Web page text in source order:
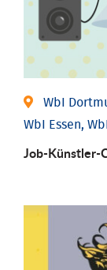
WbI
WbI Essen,
Job-Künstler-